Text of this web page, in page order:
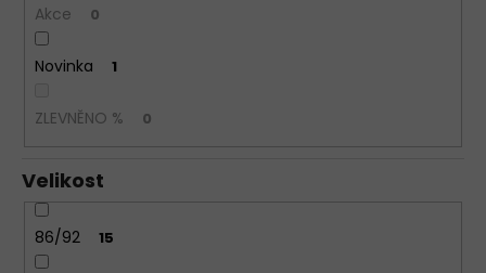
Akce 0
Novinka 1
ZLEVNĚNO % 0
Velikost
86/92 15
LOVELYGIRL
1656
145